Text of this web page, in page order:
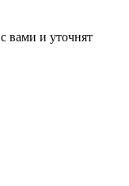
вами и уточнят